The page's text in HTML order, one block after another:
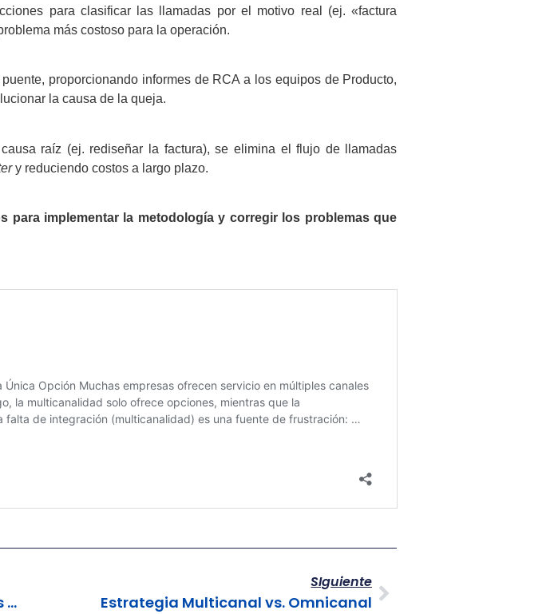
para clasificar las llamadas por el motivo real (ej. «factura
más costoso para la operación.
proporcionando informes de RCA a los equipos de Producto,
la causa de la queja.
raíz (ej. rediseñar la factura), se elimina el flujo de llamadas
y reduciendo costos a largo plazo.
para implementar la metodología y corregir los problemas que
El Rol Humano en la Resolución de Problemas Complejos
SIguiente
Estrategia Multicanal vs. Omnicanal